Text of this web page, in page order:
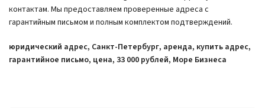
контактам. Мы предоставляем проверенные адреса с
гарантийным письмом и полным комплектом подтверждений.
юридический адрес, Санкт-Петербург, аренда, купить адрес,
гарантийное письмо, цена, 33 000 рублей, Море Бизнеса